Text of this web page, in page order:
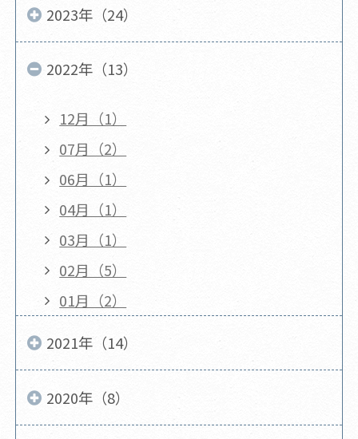
2023年（24）
2022年（13）
12月（1）
07月（2）
06月（1）
04月（1）
03月（1）
02月（5）
01月（2）
2021年（14）
2020年（8）